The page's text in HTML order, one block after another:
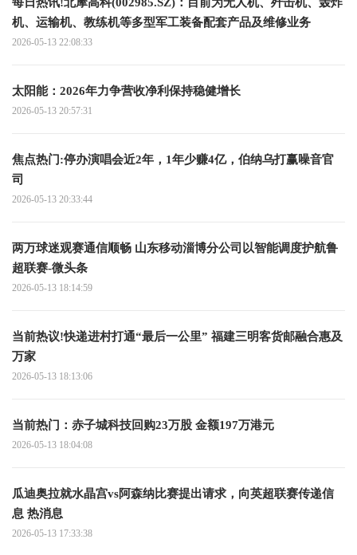
机、运输机、教练机等多型军工装备配套产品及维修业务
2026-05-13 22:08:33
太阳能：2026年力争营收净利保持稳健增长
2026-05-13 20:57:31
焦点热门:停办演唱会近2年，1年少赚4亿，伯纳乌打赢噪音官
司
2026-05-13 20:33:44
两万球迷观赛通信顺畅 山东移动淄博分公司以智能调度护航鲁
超联赛-微头条
2026-05-13 18:14:59
当前热议!快递进村打通“最后一公里” 福建三明客货邮融合惠及
万家
2026-05-13 18:13:06
当前热门：赤子城科技回购23万股 金额197万港元
2026-05-13 18:04:08
瓜迪奥拉就水晶宫vs阿森纳比赛提出请求，向英超联赛传递信
息 热消息
2026-05-13 17:33:38